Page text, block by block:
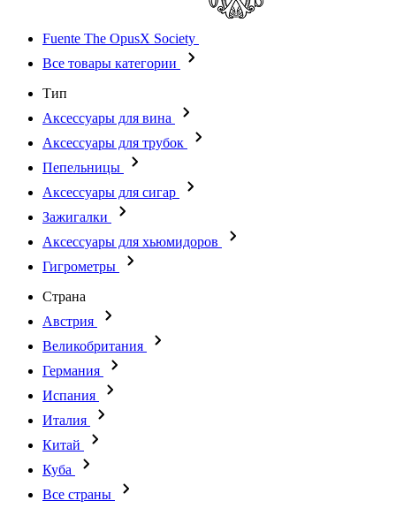
Fuente The OpusX Society
Все товары категории
Тип
Аксессуары для вина
Аксессуары для трубок
Пепельницы
Аксессуары для сигар
Зажигалки
Аксессуары для хьюмидоров
Гигрометры
Страна
Австрия
Великобритания
Германия
Испания
Италия
Китай
Куба
Все страны